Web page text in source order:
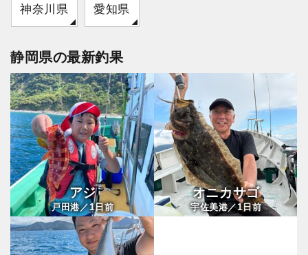
神奈川県 愛知県
静岡県の最新釣果
アジ
戸田港／1日前
オニカサゴ
宇佐美港／1 日前